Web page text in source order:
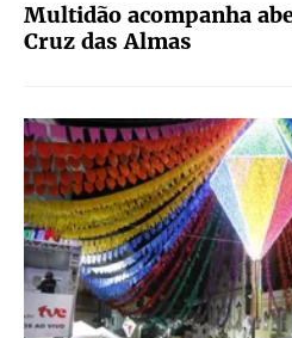
Multidão acompanha
Cruz das Almas